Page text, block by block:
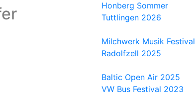
Honberg Sommer
Tuttlingen 2026
Milchwerk Musik Festival
Radolfzell 2025
Baltic Open Air 2025
VW Bus Festival 2023